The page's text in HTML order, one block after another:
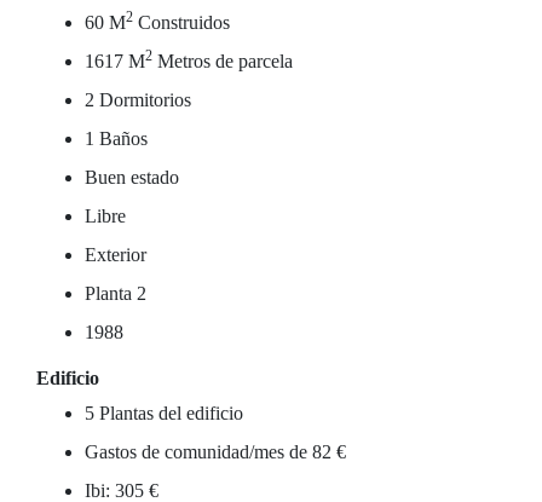
60 M2 Construidos
1617 M2 Metros de parcela
2 Dormitorios
1 Baños
Buen estado
Libre
Exterior
Planta 2
1988
Edificio
5 Plantas del edificio
Gastos de comunidad/mes de 82 €
Ibi: 305 €